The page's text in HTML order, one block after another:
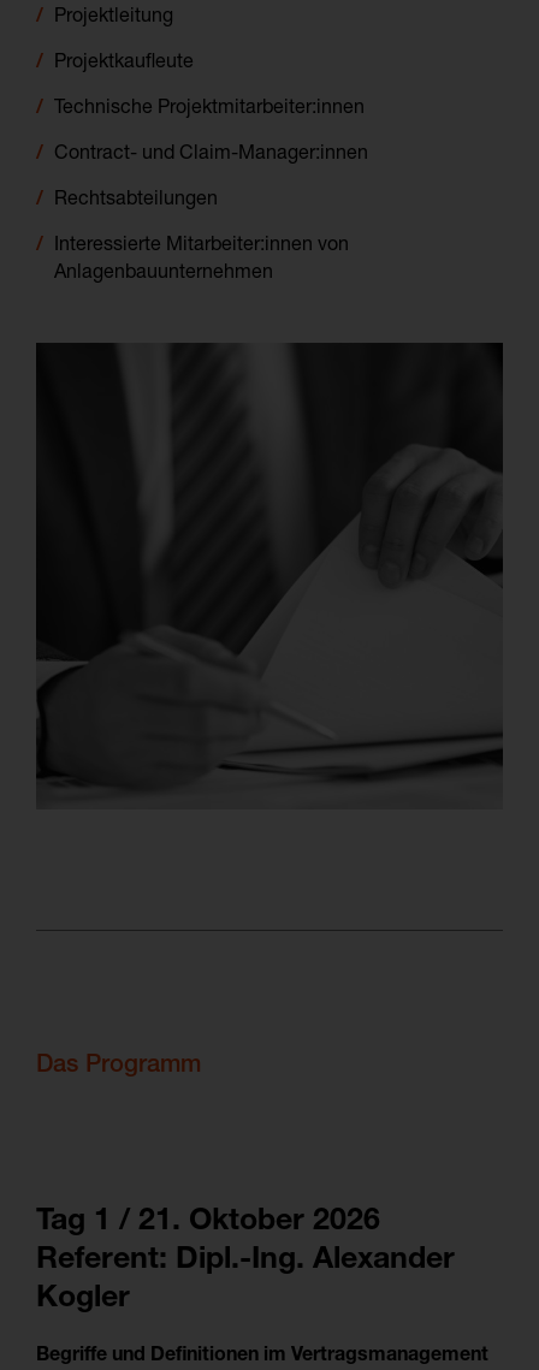
Projektleitung
Projektkaufleute
Technische Projektmitarbeiter:innen
Contract- und Claim-Manager:innen
Rechtsabteilungen
Interessierte Mitarbeiter:innen von
Anlagenbauunternehmen
Das Programm
Tag 1 / 21. Oktober 2026
Referent: Dipl.-Ing. Alexander
Kogler
Begriffe und Definitionen im Vertragsmanagement